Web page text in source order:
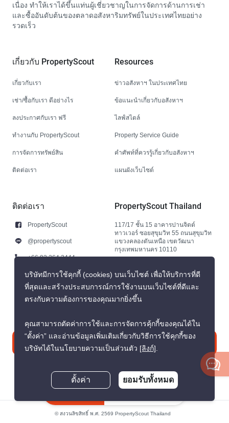
เนื่อง ทำให้เราได้ขึ้นแท่นผู้เชี่ยวชาญในการจัดการด้านการเช่า
และซื้ออันดับต้นของตลาดอสังหาริมทรัพย์ในประเทศไทยอย่าง
รวดเร็ว
เกี่ยวกับ PropertyScout
เกี่ยวกับเรา
เช่า/ซื้อกับเรา ดีอย่างไร
ลงประกาศกับเรา ฟรี
ทำงานกับ PropertyScout
การจัดการทรัพย์สิน
ติดต่อเรา
Resources
ข่าวอสังหาฯ ในประเทศไทย
ข้อแนะนำเกี่ยวกับอสังหาฯ
ไลฟ์สไตล์
Property Service Guide
คำศัพท์ที่ควรรู้เกี่ยวกับอสังหาฯ
แผนผังเว็บไซต์
ติดต่อเรา
PropertyScout
@propertyscout
+66 92 264 3444
+66 92 264 3444
contact@propertyscout.co.th
PropertyScout Thailand
117/17 ชั้น 15 อาคารปานจิตต์
ทาวเวอร์ ซอยสุขุมวิท 55 ถนนสุขุมวิท
แขวงคลองตันเหนือ เขตวัฒนา
กรุงเทพมหานคร 10110
ติดต่อเรา
© สงวนลิขสิทธิ์ พ.ศ. 2569 PropertyScout Thailand
บริษัทมีการใช้คุกกี้ (cookies) บนเว็บไซต์ เพื่อให้บริการที่ดี
ที่สุดและสร้างประสบการณ์การใช้งานบนเว็บไซต์ที่ดีและ
ตรงกับความต้องการของคุณมากยิ่งขึ้น
คุณสามารถตัดค่าการใช้และการจัดการคุ้กกี้ของคุณได้ใน
“ตั้งค่า” และอ่านข้อมูลเพิ่มเติมเกี่ยวกับวิธีการใช้คุกกี้ของ
บริษัทได้ในนโยบายความเป็นส่วนตัว [ลิงก์].
ตั้งค่า ยอมรับทั้งหมด